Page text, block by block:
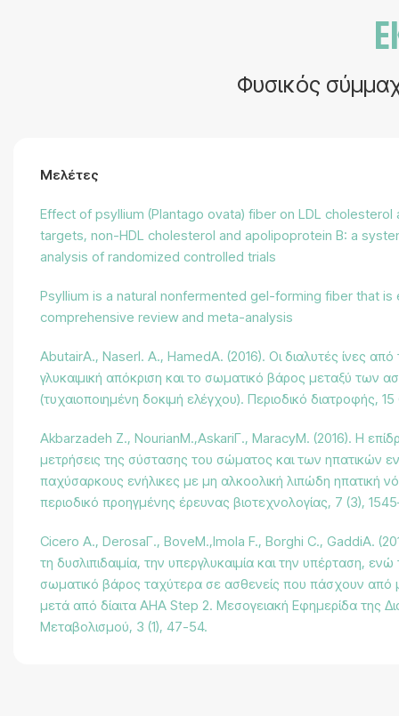
Φυσικός
Μελέτες
Effect of psyllium (Plantago ovata) fiber on LDL cholesterol
targets, non-HDL cholesterol and apolipoprotein B: a
analysis of randomized controlled trials
Psyllium is a natural nonfermented gel-forming fiber that
comprehensive review and meta-analysis
AbutairΑ., NaserΙ. Α., HamedΑ. (2016). Οι διαλυτές ίνες από
γλυκαιμική απόκριση και το σωματικό βάρος μεταξύ των
(τυχαιοποιημένη δοκιμή ελέγχου). Περιοδικό διατροφής, 15
Akbarzadeh Z., NourianΜ.,AskariΓ., MaracyΜ. (2016). Η
μετρήσεις της σύστασης του σώματος και των ηπατικών
παχύσαρκους ενήλικες με μη αλκοολική λιπώδη ηπατική
περιοδικό προηγμένης έρευνας βιοτεχνολογίας, 7 (3),
Cicero Α., DerosaΓ., BoveΜ.,Imola F., Borghi C., GaddiΑ.
τη δυσλιπιδαιμία, την υπεργλυκαιμία και την υπέρταση,
σωματικό βάρος ταχύτερα σε ασθενείς που πάσχουν από
μετά από δίαιτα AHA Step 2. Μεσογειακή Εφημερίδα της
Μεταβολισμού, 3 (1), 47-54.